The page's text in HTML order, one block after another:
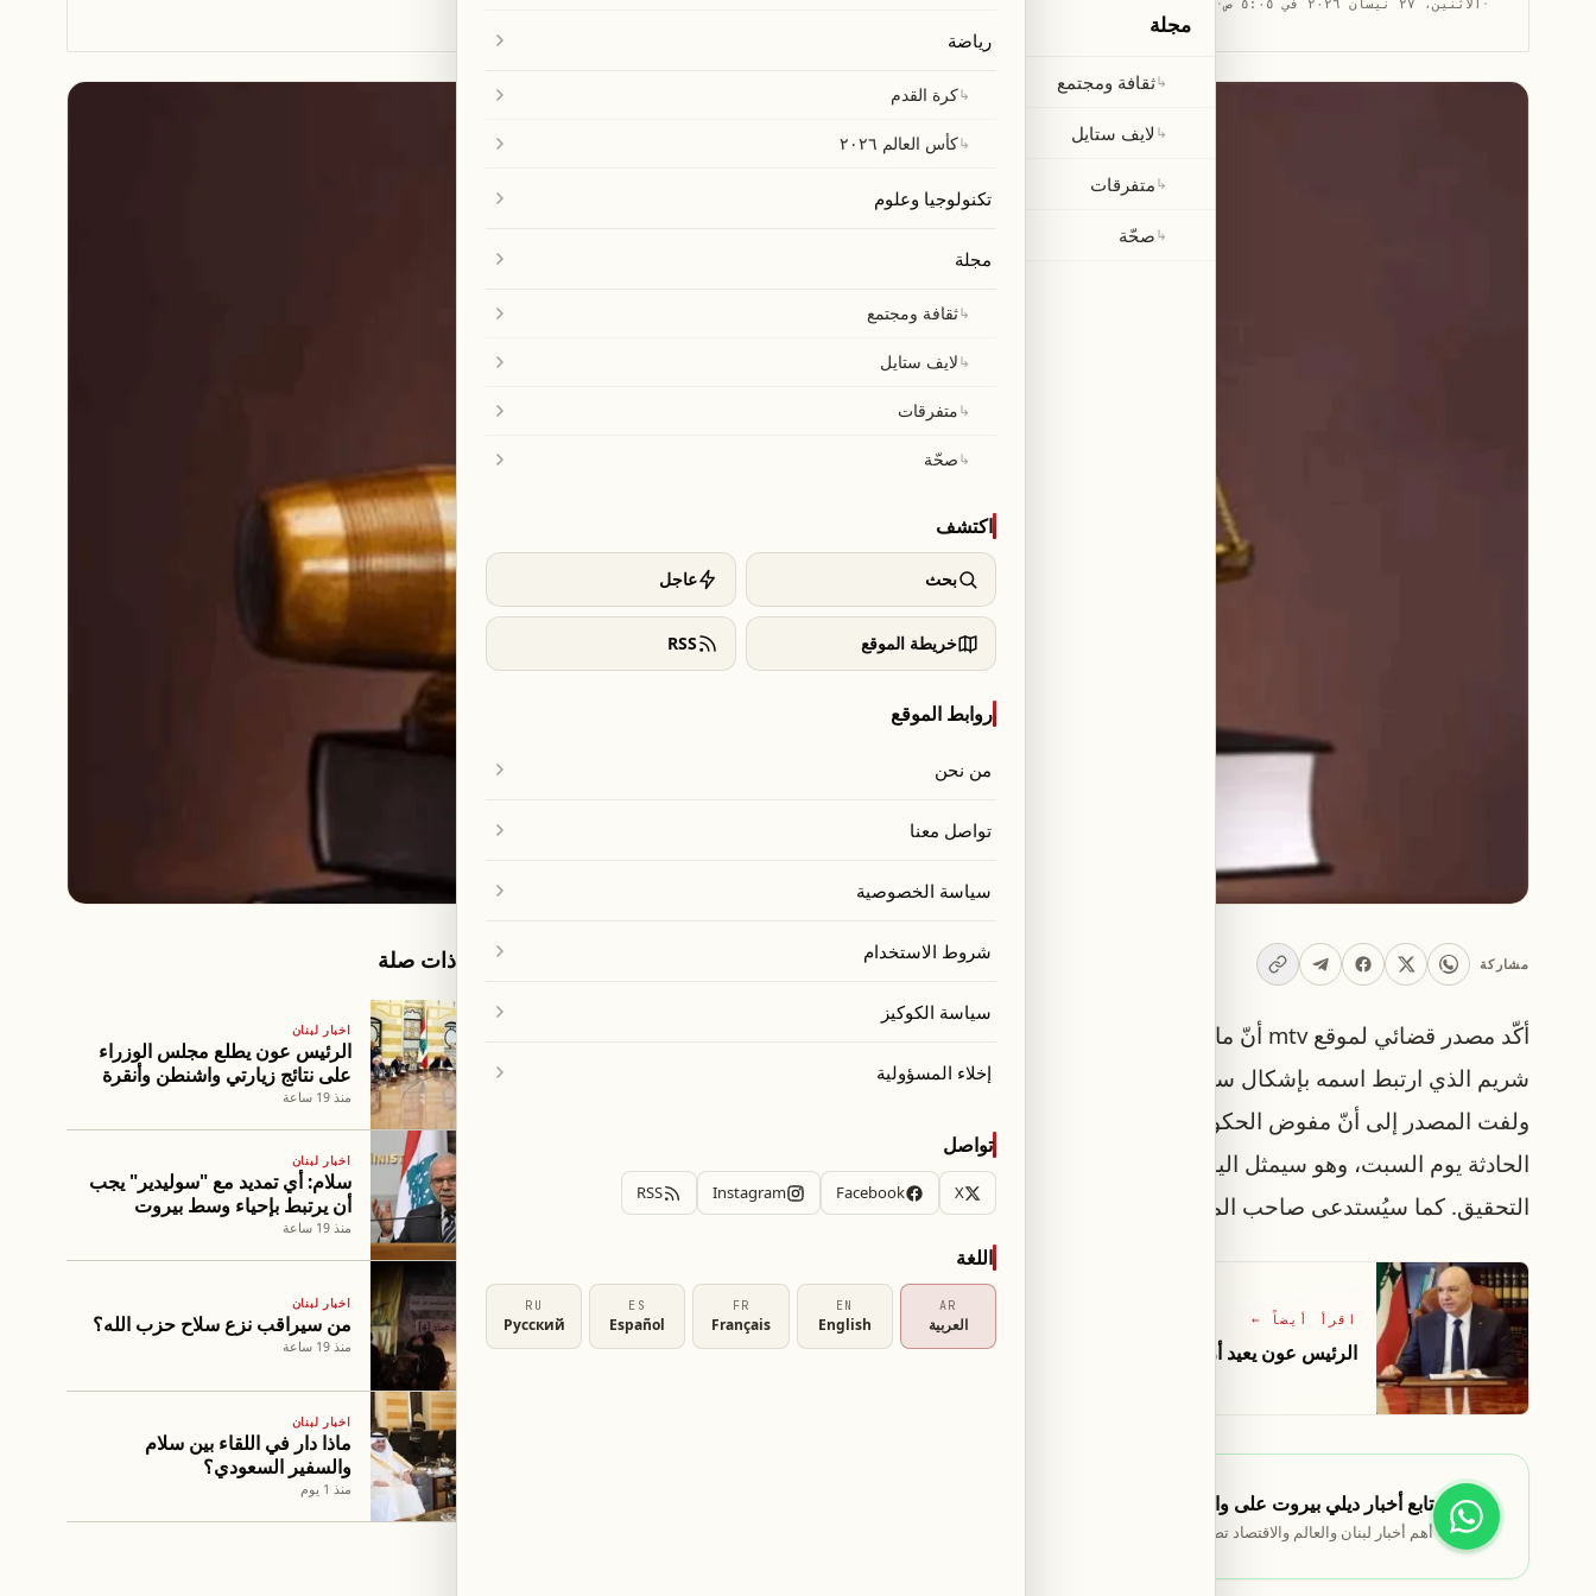
· الاثنين، ٢٧ نيسان ٢٠٢٦ في ٥:٠٥ ص ·
مشاركة
أكّد مصدر قضائي لموقع mtv أنّ ما من تدخلاتٍ سياسيّة حصلت في قضيّة العقيد في أمن الدولة محمد
شريم الذي ارتبط اسمه بإشكال ساقية الجنزير.
ولفت المصدر إلى أنّ مفوض الحكومة لدى المحكمة العسكريّة القاضي كلود غانم استدعى شريم بعيد
الحادثة يوم السبت، وهو سيمثل اليوم وسيستمع اليه العميد بسام أبو فرح، ويُتوقّع أن يخلي سبيله رهن
التحقيق. كما سيُستدعى صاحب المولد وعناصر في الدوريّة وبعض المشاركين في الإشكال.
اقرأ أيضاً ←
الرئيس عون يعيد أربعة قوانين إلى مجلس النواب طالباً إعادة النظر فيها
تابع أخبار ديلي بيروت على واتساب
أهم أخبار لبنان والعالم والاقتصاد تصلك مباشرة.
مقالات ذات صلة
اخبار لبنان
الرئيس عون يطلع مجلس الوزراء
على نتائج زيارتي واشنطن وأنقرة
ومسار المفاوضات
منذ 19 ساعة
اخبار لبنان
سلام: أي تمديد مع "سوليدير" يجب
أن يرتبط بإحياء وسط بيروت
منذ 19 ساعة
اخبار لبنان
من سيراقب نزع سلاح حزب الله؟
منذ 19 ساعة
اخبار لبنان
ماذا دار في اللقاء بين سلام
والسفير السعودي؟
منذ 1 يوم
مجلة
↳ثقافة ومجتمع
↳ لايف ستايل
↳متفرقات
↳صحّة
رياضة
↳كرة القدم
↳كأس العالم ٢٠٢٦
تكنولوجيا وعلوم
مجلة
↳ثقافة ومجتمع
↳لايف ستايل
↳متفرقات
↳صحّة
اكتشف
بحث عاجل
خريطة الموقع RSS
روابط الموقع
من نحن
تواصل معنا
سياسة الخصوصية
شروط الاستخدام
سياسة الكوكيز
إخلاء المسؤولية
تواصل
X
Facebook
Instagram
RSS
اللغة
AR
العربية
EN
English
FR
Français
ES
Español
RU
Русский